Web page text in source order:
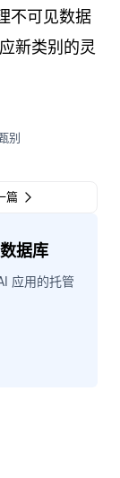
不可见数据
新类别的灵
别
篇
据库
应用的托管